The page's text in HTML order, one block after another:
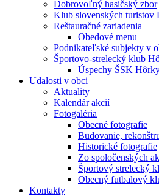
Dobrovoľný hasičský zbor
Klub slovenských turistov
Reštauračné zariadenia
Obedové menu
Podnikateľské subjekty v
Športovo-strelecký klub
Úspechy ŠSK
Udalosti v obci
Aktuality
Kalendár akcií
Fotogaléria
Obecné fotografie
Budovanie,
Historické fotografie
Zo spoločenských
Športový strelecký
Obecný futbalový
Kontakty